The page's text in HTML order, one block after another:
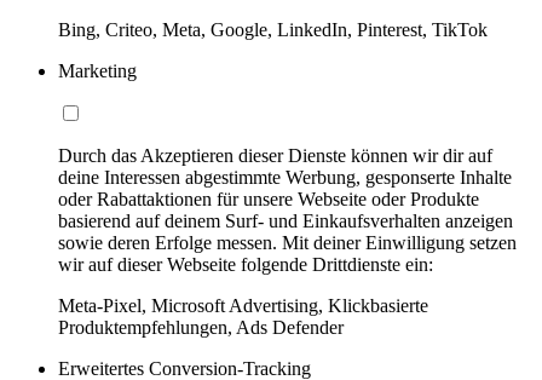
Bing, Criteo, Meta, Google, LinkedIn, Pinterest, TikTok
Marketing
Durch das Akzeptieren dieser Dienste können wir dir auf
deine Interessen abgestimmte Werbung, gesponserte Inhalte
oder Rabattaktionen für unsere Webseite oder Produkte
basierend auf deinem Surf- und Einkaufsverhalten anzeigen
sowie deren Erfolge messen. Mit deiner Einwilligung setzen
wir auf dieser Webseite folgende Drittdienste ein:
Meta-Pixel, Microsoft Advertising, Klickbasierte
Produktempfehlungen, Ads Defender
Erweitertes Conversion-Tracking